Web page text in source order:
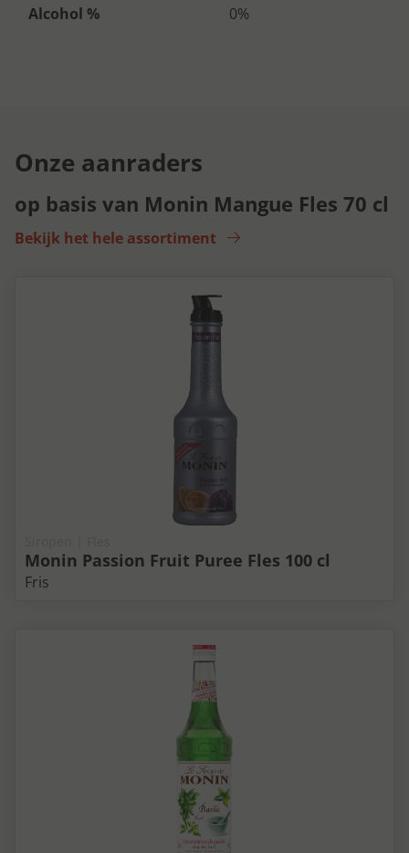
Alcohol % 0%
Onze aanraders
op basis van Monin Mangue Fles 70 cl
Bekijk het hele assortiment
Monin Passion Fruit Puree Fles 100 cl
Fris